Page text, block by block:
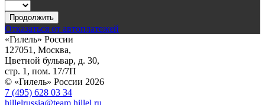
Продолжить
Отказаться от автоплатежей
«Гилель» России
127051, Москва,
Цветной бульвар, д. 30,
стр. 1, пом. 17/7П
© «Гилель» России 2026
7 (495) 628 03 34
hillelrussia@team.hillel.ru